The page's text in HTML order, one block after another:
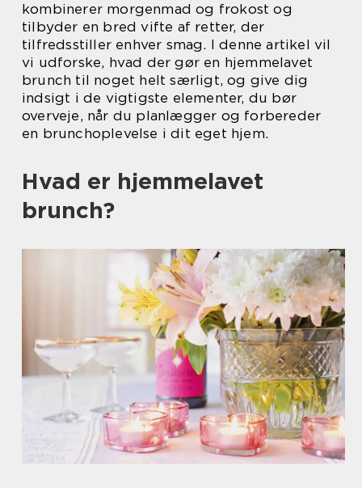
kombinerer morgenmad og frokost og
tilbyder en bred vifte af retter, der
tilfredsstiller enhver smag. I denne artikel vil
vi udforske, hvad der gør en hjemmelavet
brunch til noget helt særligt, og give dig
indsigt i de vigtigste elementer, du bør
overveje, når du planlægger og forbereder
en brunchoplevelse i dit eget hjem.
Hvad er hjemmelavet
brunch?